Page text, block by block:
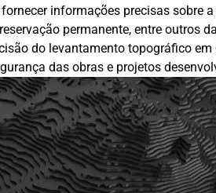
informações precisas sobre
permanente, entre outros
do levantamento topográfico
das obras e projetos